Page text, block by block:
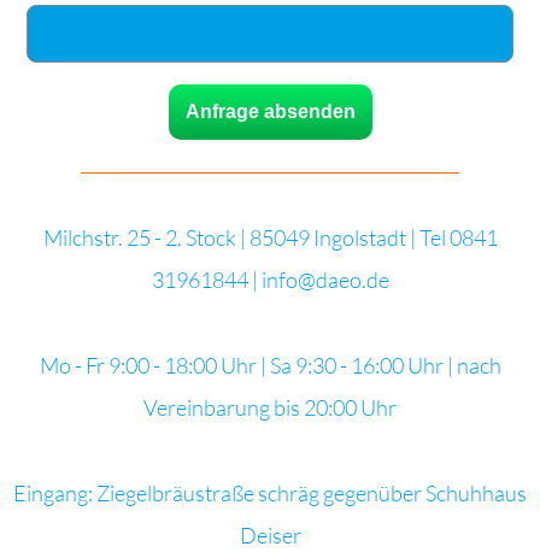
Anfrage absenden
Milchstr. 25 - 2. Stock | 85049 Ingolstadt | Tel 0841
31961844 | info@daeo.de
Mo - Fr 9:00 - 18:00 Uhr | Sa 9:30 - 16:00 Uhr | nach
Vereinbarung bis 20:00 Uhr
Eingang: Ziegelbräustraße schräg gegenüber Schuhhaus
Deiser